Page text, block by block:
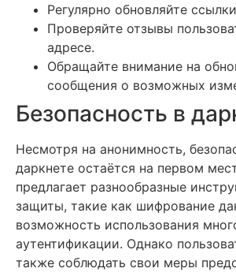
Регулярно обновляйте
Проверяйте отзывы
адресе.
Обращайте внимание на
сообщения о возможных
Безопасность в
Несмотря на анонимность,
даркнете остаётся на первом
предлагает разнообразные
защиты, такие как шифрование
возможность использования
аутентификации. Однако
также соблюдать свои меры